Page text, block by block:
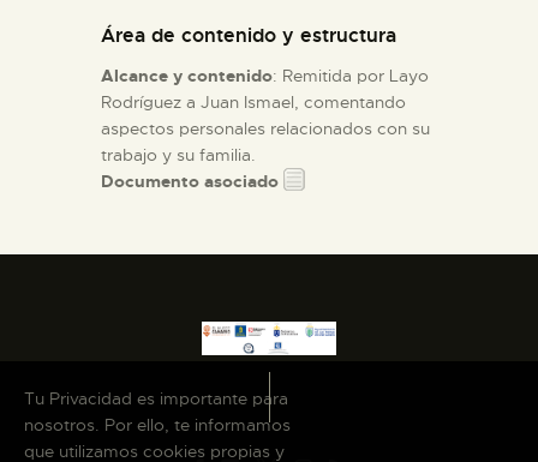
Área de contenido y estructura
Alcance y contenido: Remitida por Layo
Rodríguez a Juan Ismael, comentando
aspectos personales relacionados con su
trabajo y su familia.
Documento asociado
Tu Privacidad es importante para
nosotros. Por ello, te informamos
que utilizamos cookies propias y